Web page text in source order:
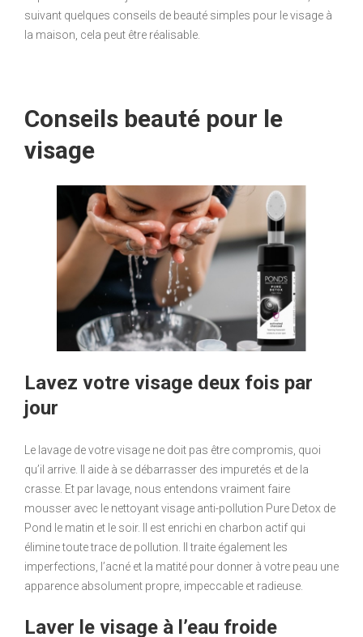
suivant quelques conseils de beauté simples pour le visage à
la maison, cela peut être réalisable.
Conseils beauté pour le
visage
Lavez votre visage deux fois par
jour
Le lavage de votre visage ne doit pas être compromis, quoi
qu’il arrive. Il aide à se débarrasser des impuretés et de la
crasse. Et par lavage, nous entendons vraiment faire
mousser avec le nettoyant visage anti-pollution Pure Detox de
Pond le matin et le soir. Il est enrichi en charbon actif qui
élimine toute trace de pollution. Il traite également les
imperfections, l’acné et la matité pour donner à votre peau une
apparence absolument propre, impeccable et radieuse.
Laver le visage à l’eau froide